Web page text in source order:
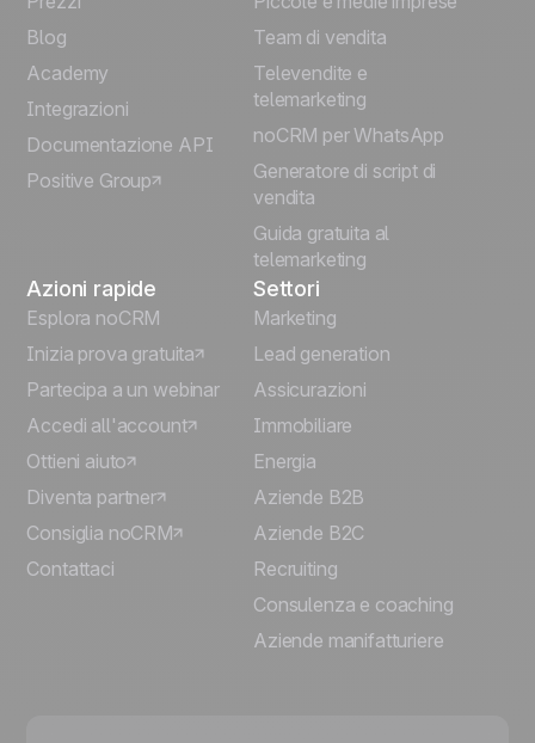
Español
Português
Deutsch
Blog
Academy
Integrazioni
Documentazione API
Positive Group
Team di vendita
Televendite e
telemarketing
noCRM per WhatsApp
Generatore di script di
vendita
Guida gratuita al
telemarketing
Azioni rapide
Esplora noCRM
Inizia prova gratuita
Partecipa a un webinar
Accedi all'account
Ottieni aiuto
Diventa partner
Consiglia noCRM
Contattaci
Settori
Marketing
Lead generation
Assicurazioni
Immobiliare
Energia
Aziende B2B
Aziende B2C
Recruiting
Consulenza e coaching
Aziende manifatturiere